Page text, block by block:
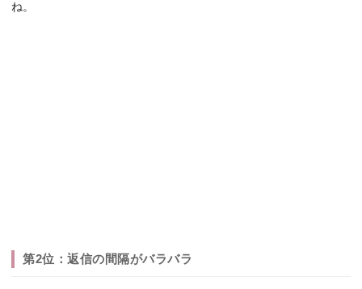
ね。
第2位：返信の間隔がバラバラ